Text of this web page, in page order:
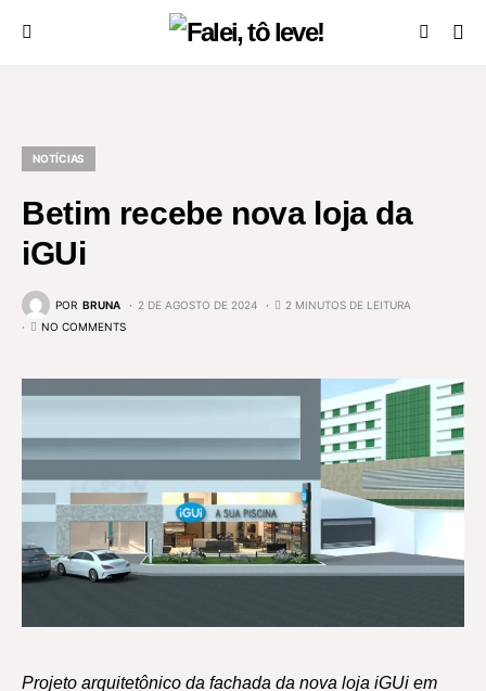
NOTÍCIAS
Betim recebe nova loja da
iGUi
POR BRUNA 2 DE AGOSTO DE 2024
2 MINUTOS DE LEITURA
NO COMMENTS
Projeto arquitetônico da fachada da nova loja iGUi em